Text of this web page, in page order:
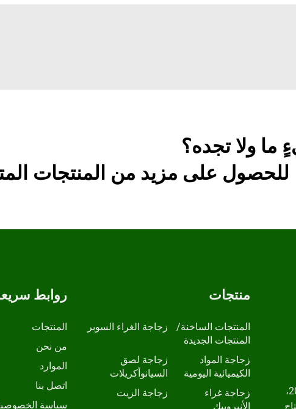
ولا تجده؟
للحصول على مزيد من المنتجات
Technology Co., Ltd. في عام 2002،
منتجات
المنتجات الساخنة/
المنتجات الجديدة
زجاجة الغراء السوبر
زجاجة المواد
الكيميائية اليومية
زجاجة لصق
السيانوأكريلات
زجاجة غراء
الأنيروبيك
زجاجة الزيت
روابط
المنتجات
من نحن
الموارد
اتصل بنا
سياسة